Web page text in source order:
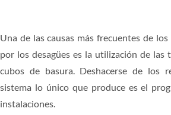
Una de las causas más frecuentes de
por los desagües es la utilización de las
cubos de basura. Deshacerse de los
sistema lo único que produce es el
instalaciones.